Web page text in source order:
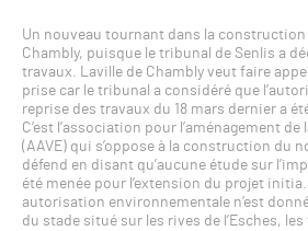
Un nouveau tournant dans la construction
Chambly, puisque le tribunal de Senlis a
travaux. Laville de Chambly veut faire
prise car le tribunal a considéré que
reprise des travaux du 18 mars dernier a
C’est l’association pour l’aménagement de
(AAVE) qui s’oppose à la construction du
défend en disant qu’aucune étude sur
été menée pour l’extension du projet
autorisation environnementale n’est
du stade situé sur les rives de l’Esches,